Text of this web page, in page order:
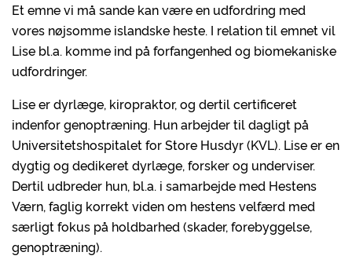
Et emne vi må sande kan være en udfordring med
vores nøjsomme islandske heste. I relation til emnet vil
Lise bl.a. komme ind på forfangenhed og biomekaniske
udfordringer.
Lise er dyrlæge, kiropraktor, og dertil certificeret
indenfor genoptræning. Hun arbejder til dagligt på
Universitetshospitalet for Store Husdyr (KVL). Lise er en
dygtig og dedikeret dyrlæge, forsker og underviser.
Dertil udbreder hun, bl.a. i samarbejde med Hestens
Værn, faglig korrekt viden om hestens velfærd med
særligt fokus på holdbarhed (skader, forebyggelse,
genoptræning).